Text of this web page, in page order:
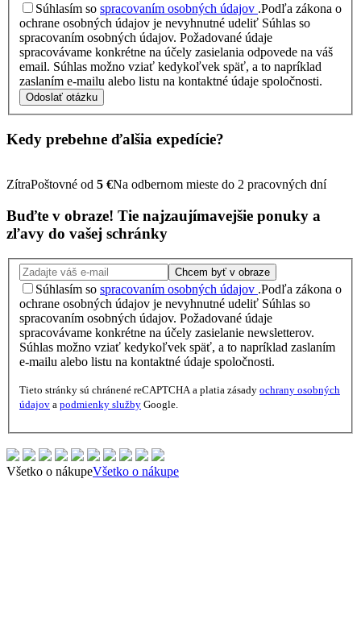
Súhlasím so spracovaním osobných údajov .Podľa zákona o
ochrane osobných údajov je nevyhnutné udeliť Súhlas so
spracovaním osobných údajov. Požadované údaje
spracovávame konkrétne na účely zasielania odpovede na váš
email. Súhlas možno vziať kedykoľvek späť, a to napríklad
zaslaním e-mailu alebo listu na kontaktné údaje spoločnosti.
Odoslať otázku
Kedy prebehne ďalšia expedície?
ZítraPoštovné od 5 €Na odbernom mieste do 2 pracovných dní
Buďte v obraze! Tie najzaujímavejšie ponuky a
zľavy do vašej schránky
Chcem byť v obraze
Súhlasím so spracovaním osobných údajov .Podľa zákona o
ochrane osobných údajov je nevyhnutné udeliť Súhlas so
spracovaním osobných údajov. Požadované údaje
spracovávame konkrétne na účely zasielanie newsletterov.
Súhlas možno vziať kedykoľvek späť, a to napríklad zaslaním
e-mailu alebo listu na kontaktné údaje spoločnosti.
Tieto stránky sú chránené reCAPTCHA a platia zásady ochrany osobných
údajov a podmienky služby Google.
Všetko o nákupeVšetko o nákupe